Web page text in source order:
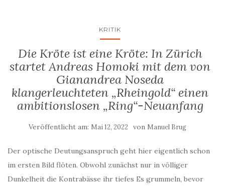
KRITIK
Die Kröte ist eine Kröte: In Zürich
startet Andreas Homoki mit dem von
Gianandrea Noseda
klangerleuchteten „Rheingold“ einen
ambitionslosen „Ring“-Neuanfang
Veröffentlicht am: Mai 12, 2022 von Manuel Brug
Der optische Deutungsanspruch geht hier eigentlich schon
im ersten Bild flöten. Obwohl zunächst nur in völliger
Dunkelheit die Kontrabässe ihr tiefes Es grummeln, bevor